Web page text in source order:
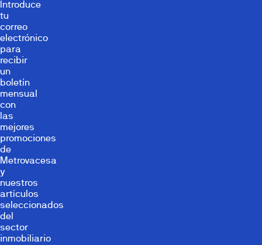
Introduce
tu
correo
electrónico
para
recibir
un
boletín
mensual
con
las
mejores
promociones
de
Metrovacesa
y
nuestros
artículos
seleccionados
del
sector
inmobiliario